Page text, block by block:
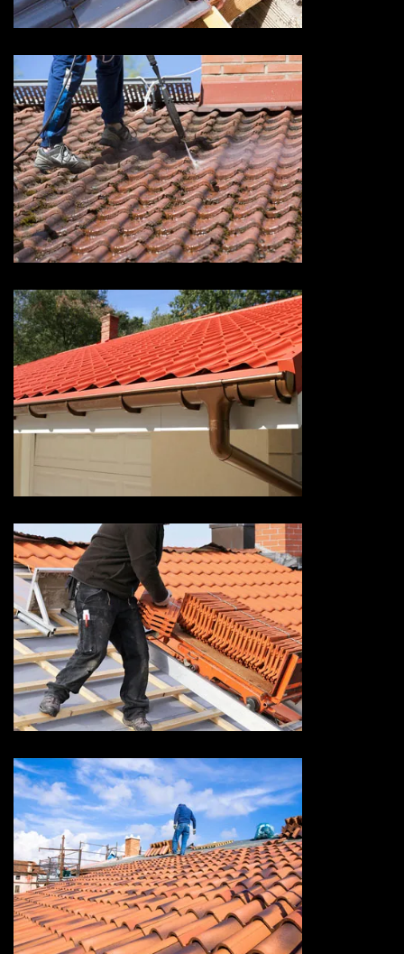
Devis nettoyage de toiture 73
Savoie
Devis pose de gouttière 73
Devis réparation de toiture 73
Savoie
Devis toiture 73 Savoie